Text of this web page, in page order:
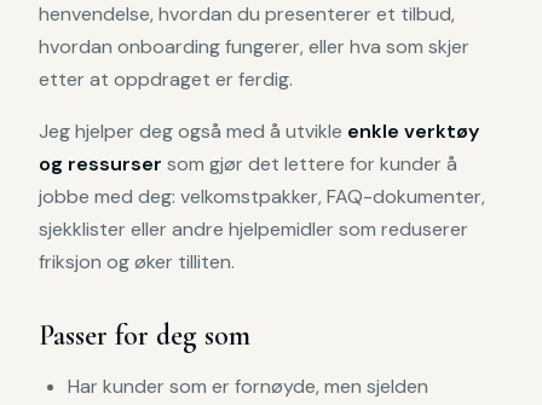
henvendelse, hvordan du presenterer et tilbud,
hvordan onboarding fungerer, eller hva som skjer
etter at oppdraget er ferdig.
Jeg hjelper deg også med å utvikle enkle verktøy
og ressurser som gjør det lettere for kunder å
jobbe med deg: velkomstpakker, FAQ-dokumenter,
sjekklister eller andre hjelpemidler som reduserer
friksjon og øker tilliten.
Passer for deg som
Har kunder som er fornøyde, men sjelden